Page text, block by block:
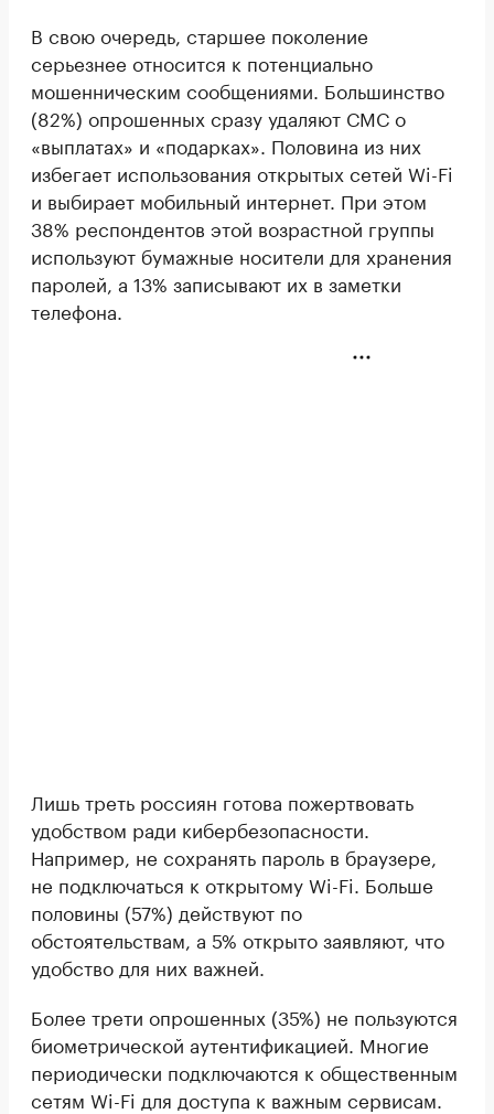
В свою очередь, старшее поколение
серьезнее относится к потенциально
мошенническим сообщениями. Большинство
(82%) опрошенных сразу удаляют СМС о
«выплатах» и «подарках». Половина из них
избегает использования открытых сетей Wi-Fi
и выбирает мобильный интернет. При этом
38% респондентов этой возрастной группы
используют бумажные носители для хранения
паролей, а 13% записывают их в заметки
телефона.
Лишь треть россиян готова пожертвовать
удобством ради кибербезопасности.
Например, не сохранять пароль в браузере,
не подключаться к открытому Wi-Fi. Больше
половины (57%) действуют по
обстоятельствам, а 5% открыто заявляют, что
удобство для них важней.
Более трети опрошенных (35%) не пользуются
биометрической аутентификацией. Многие
периодически подключаются к общественным
сетям Wi-Fi для доступа к важным сервисам.